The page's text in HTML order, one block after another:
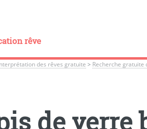
rêve
des rêves gratuite > Recherche gratuite
de verre